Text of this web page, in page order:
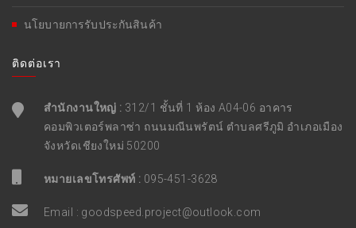
นโยบายการรับประกันสินค้า
ติดต่อเรา
สำนักงานใหญ่ : 312/1 ชั้นที่ 1 ห้อง A04-06 อาคาร
คอมพิวเตอร์พลาซ่า ถนนมณีนพรัตน์ ตำบลศรีภูมิ อำเภอเมือง
จังหวัดเชียงใหม่ 50200
หมายเลขโทรศัพท์ : 095-451-3628
Email : goodspeed.project@outlook.com